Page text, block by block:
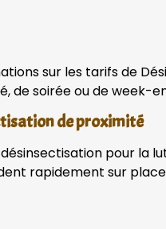
sur les tarifs de
de soirée ou de week-
de proximité
pour la
rapidement sur